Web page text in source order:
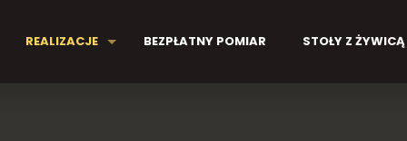
REALIZACJE BEZPŁATNY POMIAR STOŁY Z ŻYWICĄ